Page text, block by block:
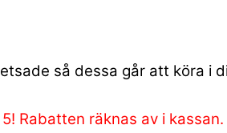
så dessa går att köra i
Rabatten räknas av i kassan.